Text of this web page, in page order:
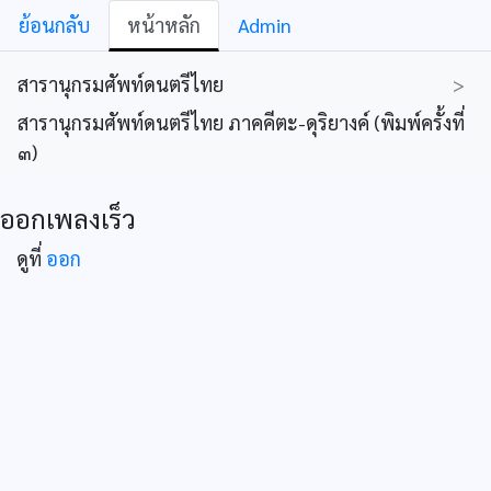
ย้อนกลับ หน้าหลัก Admin
สารานุกรมศัพท์ดนตรีไทย
>
สารานุกรมศัพท์ดนตรีไทย ภาคคีตะ-ดุริยางค์ (พิมพ์ครั้งที่
๓)
ออกเพลงเร็ว
ดูที่ ออก